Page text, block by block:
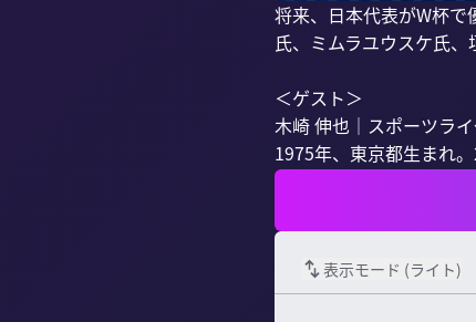
将来、日本代表がW杯
氏、ミムラユウスケ氏
＜ゲスト＞
木崎 伸也｜スポーツラ
1975年、東京都生まれ
表示モード (ライト)